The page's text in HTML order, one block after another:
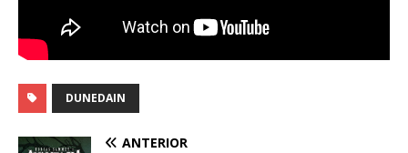
DUNEDAIN
ANTERIOR